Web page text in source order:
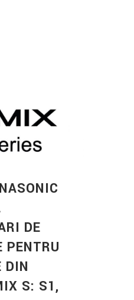
DE
PENTRU
DIN
S: S1,